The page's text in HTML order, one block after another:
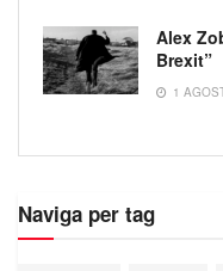
Alex
Brexit”
1
Naviga per tag